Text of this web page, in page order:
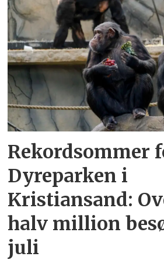
Rekordsommer
Dyreparken i
Kristiansand:
halv million
juli